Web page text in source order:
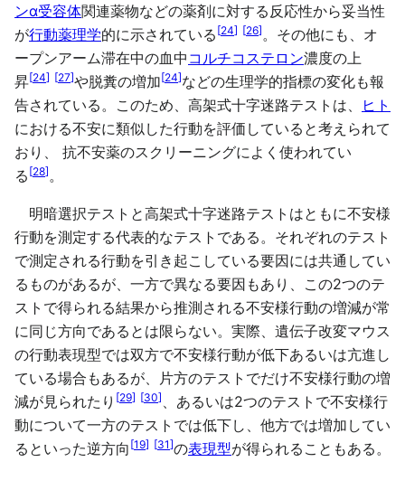
ンα受容体関連薬物などの薬剤に対する反応性から妥当性
が行動薬理学的に示されている [24] [26] 。その他にも、オ
ープンアーム滞在中の血中 コルチコステロン濃度の上
昇[24] [27]や脱糞の増加[24]などの生理学的指標の変化も報
告されている。このため、高架式十字迷路テストは、
ヒト
における不安に類似した行動を評価していると考えられて
おり、 抗不安薬のスクリーニングによく使われてい
る [28] 。
明暗選択テストと高架式十字迷路テストはともに不安様
行動を測定する代表的なテストである。それぞれのテスト
で測定される行動を引き起こしている要因には共通してい
るものがあるが、一方で異なる要因もあり、この2つのテ
ストで得られる結果から推測される不安様行動の増減が常
に同じ方向であるとは限らない。実際、遺伝子改変マウス
の行動表現型では双方で不安様行動が低下あるいは亢進し
ている場合もあるが、片方のテストでだけ不安様行動の増
減が見られたり [29] [30]
、あるいは2つのテストで不安様行
動について一方のテストでは低下し、他方では増加してい
るといった逆方向 [19] [31]の表現型が得られることもある。